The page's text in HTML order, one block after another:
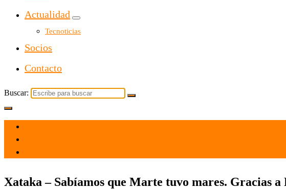
Actualidad
Tecnoticias
Socios
Contacto
Buscar:
Xataka – Sabíamos que Marte tuvo mares. Gracias